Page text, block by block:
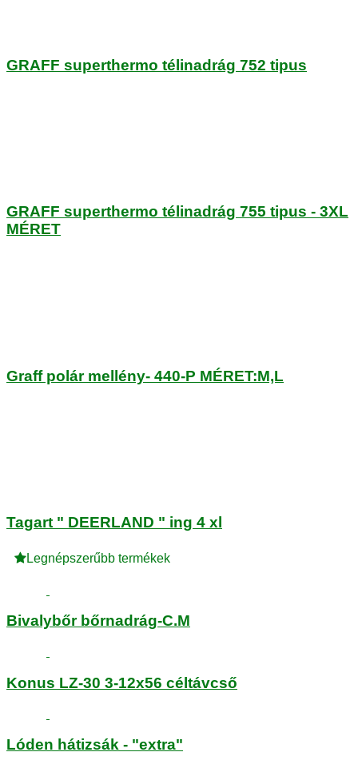
GRAFF superthermo télinadrág 752 tipus
GRAFF superthermo télinadrág 755 tipus - 3XL
MÉRET
Graff polár mellény- 440-P MÉRET:M,L
Tagart " DEERLAND " ing 4 xl
Legnépszerűbb termékek
Bivalybőr bőrnadrág-C.M
Konus LZ-30 3-12x56 céltávcső
Lóden hátizsák - "extra"